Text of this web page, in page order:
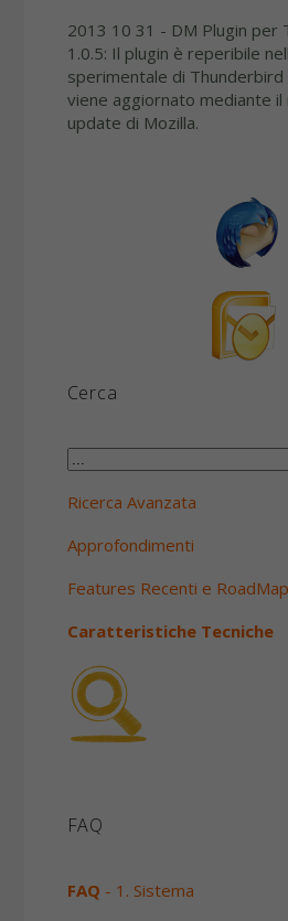
2013 10 31 - DM Plugin per
1.0.5: Il plugin è reperibile
sperimentale di Thunderbird
viene aggiornato mediante il
update di Mozilla.
Cerca
Ricerca Avanzata
Approfondimenti
Features Recenti e RoadMap
Caratteristiche Tecniche
FAQ
FAQ - 1. Sistema